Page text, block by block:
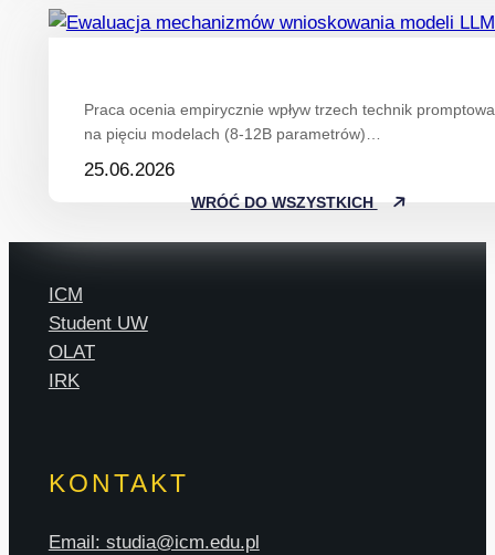
Praca ocenia empirycznie wpływ trzech technik
na pięciu modelach (8-12B parametrów)…
25.06.2026
WRÓĆ DO WSZYSTKICH
ICM
Student UW
OLAT
IRK
KONTAKT
Email: studia@icm.edu.pl